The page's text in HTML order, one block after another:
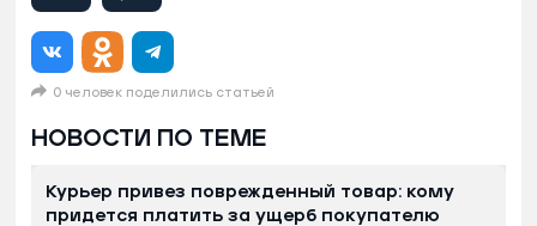
0 человек поделились статьей
НОВОСТИ ПО ТЕМЕ
Курьер привез поврежденный товар: кому
придется платить за ущерб покупателю